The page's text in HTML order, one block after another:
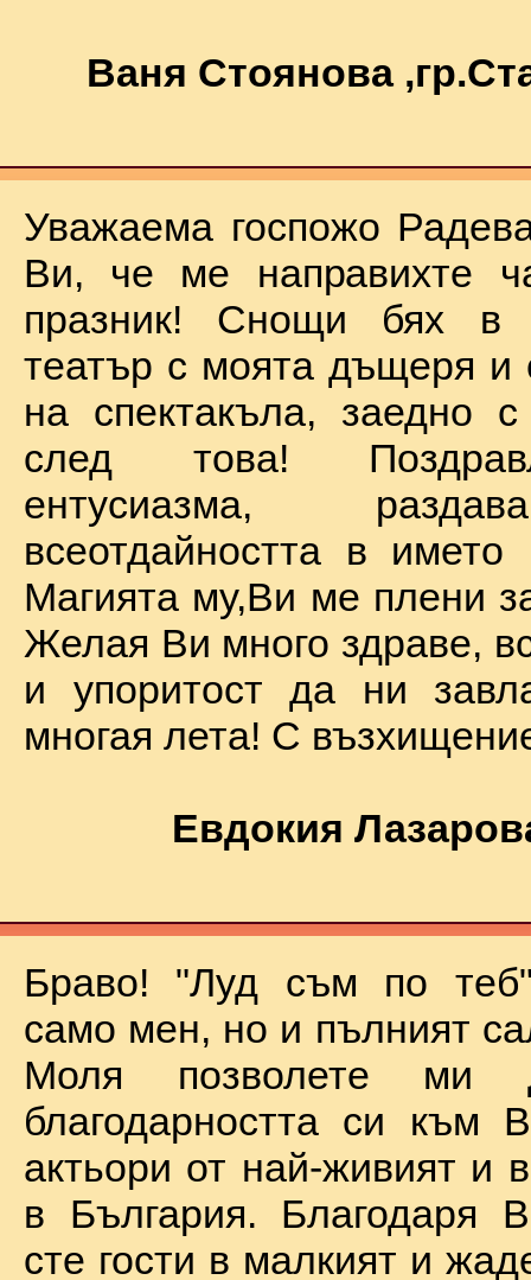
Ваня Стоянова
Уважаема госпожо
Ви, че ме направихте
празник! Снощи бях в
театър с моята дъщеря и
на спектакъла, заедно с
след това!
ентусиазма,
всеотдайността в името
Магията му,Ви ме плени
Желая Ви много здраве,
и упоритост да ни
многая лета! С
Евдокия
Браво! "Луд съм по
само мен, но и пълният
Моля позволете ми
благодарността си към
актьори от най-живият и
в България. Благодаря
сте гости в малкият и